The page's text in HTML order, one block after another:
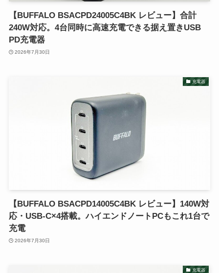
【BUFFALO BSACPD24005C4BK レビュー】合計
240W対応。4台同時に高速充電できる据え置きUSB
PD充電器
2026年7月30日
充電器
【BUFFALO BSACPD14005C4BK レビュー】140W対
応・USB-C×4搭載。ハイエンドノートPCもこれ1台で
充電
2026年7月30日
充電器